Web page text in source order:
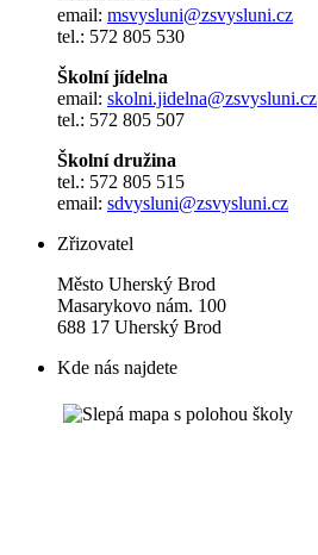
email: msvysluni@zsvysluni.cz
tel.: 572 805 530
Školní jídelna
email: skolni.jidelna@zsvysluni.cz
tel.: 572 805 507
Školní družina
tel.: 572 805 515
email: sdvysluni@zsvysluni.cz
Zřizovatel
Město Uherský Brod
Masarykovo nám. 100
688 17 Uherský Brod
Kde nás najdete